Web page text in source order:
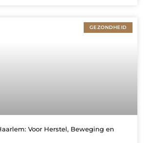
GEZONDHEID
Voor Herstel, Beweging en